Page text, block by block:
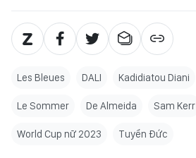
Les Bleues DALI Kadidiatou Diani
Le Sommer De Almeida Sam Kerr
World Cup nữ 2023 Tuyển Đức